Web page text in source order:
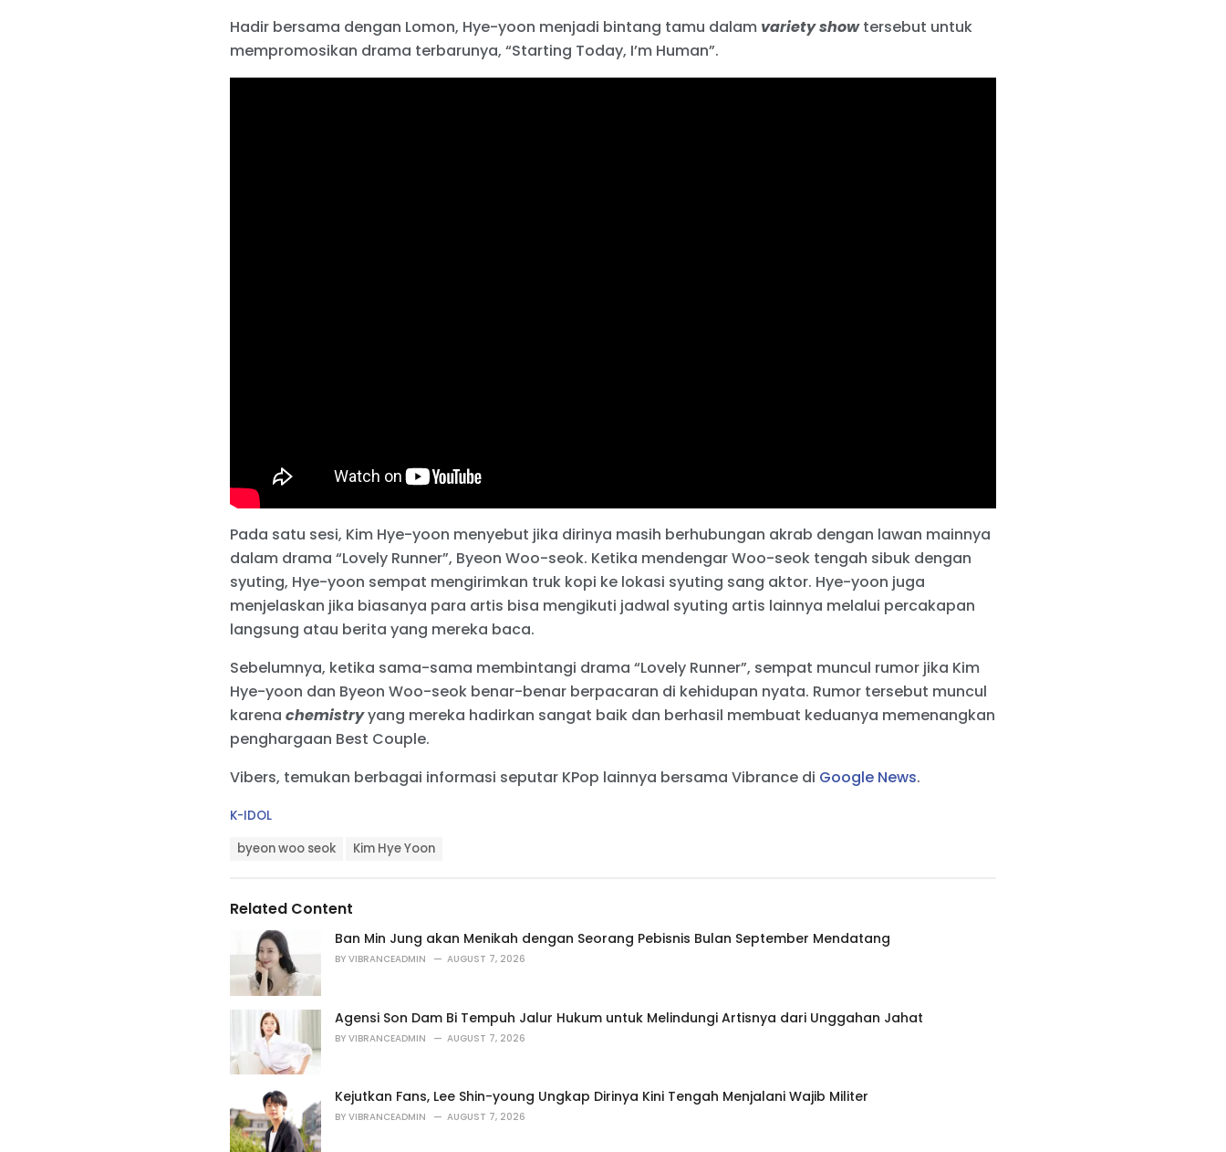
Hadir bersama dengan Lomon, Hye-yoon menjadi bintang tamu dalam variety showtersebut untuk
mempromosikan drama terbarunya, “Starting Today, I’m Human”.
Pada satu sesi, Kim Hye-yoon menyebut jika dirinya masih berhubungan akrab dengan lawan mainnya
dalam drama “Lovely Runner”, Byeon Woo-seok. Ketika mendengar Woo-seok tengah sibuk dengan
syuting, Hye-yoon sempat mengirimkan truk kopi ke lokasi syuting sang aktor. Hye-yoon juga
menjelaskan jika biasanya para artis bisa mengikuti jadwal syuting artis lainnya melalui percakapan
langsung atau berita yang mereka baca.
Sebelumnya, ketika sama-sama membintangi drama “Lovely Runner”, sempat muncul rumor jika Kim
Hye-yoon dan Byeon Woo-seok benar-benar berpacaran di kehidupan nyata. Rumor tersebut muncul
karena chemistryyang mereka hadirkan sangat baik dan berhasil membuat keduanya memenangkan
penghargaan Best Couple.
Vibers, temukan berbagai informasi seputar KPop lainnya bersama Vibrance di Google News.
C
r
:
K-IDOL
:
byeon woo seok Kim Hye Yoon
Related Content
Ban Min Jung akan Menikah dengan Seorang Pebisnis Bulan September Mendatang
BY VIBRANCEADMIN AUGUST 7, 2026
Agensi Son Dam Bi Tempuh Jalur Hukum untuk Melindungi Artisnya dari Unggahan Jahat
BY VIBRANCEADMIN AUGUST 7, 2026
Kejutkan Fans, Lee Shin-young Ungkap Dirinya Kini Tengah Menjalani Wajib Militer
BY VIBRANCEADMIN AUGUST 7, 2026